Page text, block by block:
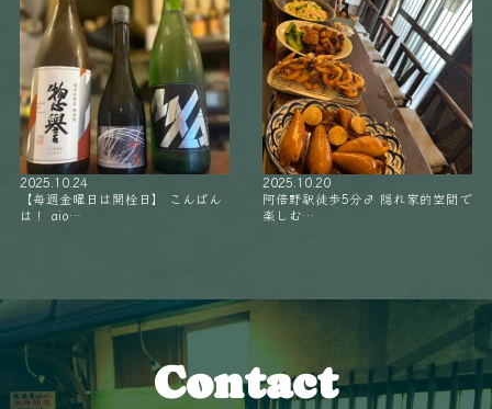
2025.10.24
【毎週金曜日は開栓日】 こんばん
は！ aio…
2025.10.20
阿倍野駅徒歩5分‍♂️ 隠れ家的空間で
楽しむ…
Contact